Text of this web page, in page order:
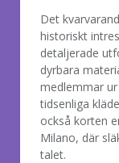
Det
historiskt
detaljerade
dyrbara
medlemmar
tidsenliga
också korten
Milano, där
talet.